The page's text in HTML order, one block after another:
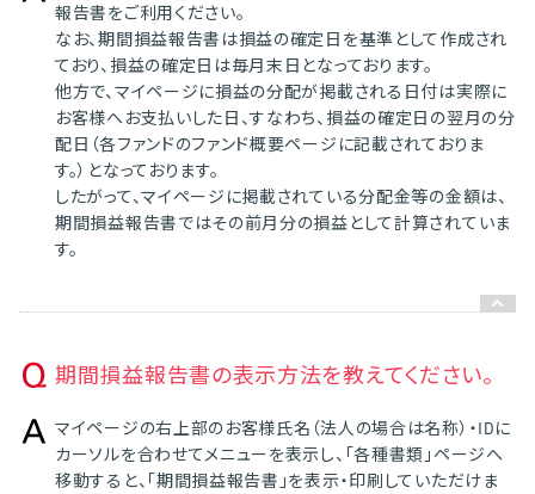
報告書をご利用ください。
なお、期間損益報告書は損益の確定日を基準として作成され
ており、損益の確定日は毎月末日となっております。
他方で、マイページに損益の分配が掲載される日付は実際に
お客様へお支払いした日、すなわち、損益の確定日の翌月の分
配日（各ファンドのファンド概要ページに記載されておりま
す。）となっております。
したがって、マイページに掲載されている分配金等の金額は、
期間損益報告書ではその前月分の損益として計算されていま
す。
期間損益報告書の表示方法を教えてください。
マイページの右上部のお客様氏名（法人の場合は名称）・IDに
カーソルを合わせてメニューを表示し、「各種書類」ページへ
移動すると、「期間損益報告書」を表示・印刷していただけま